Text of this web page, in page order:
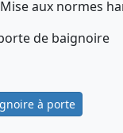
Mise aux normes
de baignoire
à porte